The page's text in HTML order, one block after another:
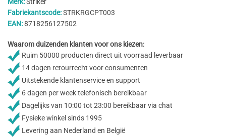
Merk:Striker
Fabriekantscode:STRKRGCPT003
EAN:8718256127502
Waarom duizenden klanten voor ons kiezen:
Ruim 50000 producten direct uit voorraad leverbaar
14 dagen retourrecht voor consumenten
Uitstekende klantenservice en support
6 dagen per week telefonisch bereikbaar
Dagelijks van 10:00 tot 23:00 bereikbaar via chat
Fysieke winkel sinds 1995
Levering aan Nederland en België